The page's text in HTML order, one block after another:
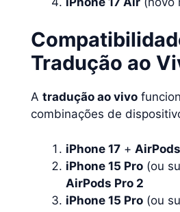
Tradução ao
A tradução ao vivo
combinações de
iPhone 17 +
iPhone 15 Pro (ou
AirPods Pro 2
iPhone 15 Pro (ou